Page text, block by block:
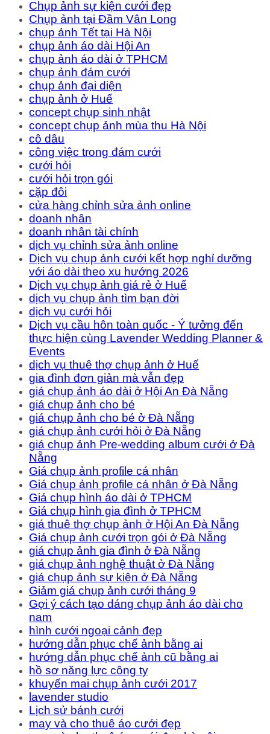
Chụp ảnh sự kiện cưới đẹp
Chụp ảnh tại Đầm Vân Long
chụp ảnh Tết tại Hà Nội
chụp ảnh áo dài Hội An
chụp ảnh áo dài ở TPHCM
chụp ảnh đám cưới
chụp ảnh đại diện
chụp ảnh ở Huế
concept chụp sinh nhật
concept chụp ảnh mùa thu Hà Nội
cô dâu
công việc trong đám cưới
cưới hỏi
cưới hỏi trọn gói
cặp đôi
cửa hàng chỉnh sửa ảnh online
doanh nhân
doanh nhân tài chính
dịch vụ chỉnh sửa ảnh online
Dịch vụ chụp ảnh cưới kết hợp nghỉ dưỡng
với áo dài theo xu hướng 2026
Dịch vụ chụp ảnh giá rẻ ở Huế
dịch vụ chụp ảnh tìm bạn đời
dịch vụ cưới hỏi
Dịch vụ cầu hôn toàn quốc - Ý tưởng đến
thực hiện cùng Lavender Wedding Planner &
Events
dịch vụ thuê thợ chụp ảnh ở Huế
gia đình đơn giản mà vẫn đẹp
giá chụp ảnh áo dài ở Hội An Đà Nẵng
giá chụp ảnh cho bé
giá chụp ảnh cho bé ở Đà Nẵng
giá chụp ảnh cưới hỏi ở Đà Nẵng
giá chụp ảnh Pre-wedding album cưới ở Đà
Nẵng
Giá chụp ảnh profile cá nhân
Giá chụp ảnh profile cá nhân ở Đà Nẵng
Giá chụp hình áo dài ở TPHCM
Giá chụp hình gia đình ở TPHCM
giá thuê thợ chụp ảnh ở Hội An Đà Nẵng
Giá chụp ảnh cưới trọn gói ở Đà Nẵng
giá chụp ảnh gia đình ở Đà Nẵng
giá chụp ảnh nghệ thuật ở Đà Nẵng
giá chụp ảnh sự kiện ở Đà Nẵng
Giảm giá chụp ảnh cưới tháng 9
Gợi ý cách tạo dáng chụp ảnh áo dài cho
nam
hình cưới ngoại cảnh đẹp
hướng dẫn phục chế ảnh bằng ai
hướng dẫn phục chế ảnh cũ bằng ai
hồ sơ năng lực công ty
khuyến mai chụp ảnh cưới 2017
lavender studio
Lịch sử bánh cưới
may và cho thuê áo cưới đẹp